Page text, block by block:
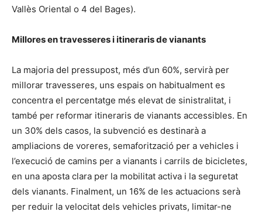
Vallès Oriental o 4 del Bages).
Millores en travesseres i itineraris de vianants
La majoria del pressupost, més d’un 60%, servirà per
millorar travesseres, uns espais on habitualment es
concentra el percentatge més elevat de sinistralitat, i
també per reformar itineraris de vianants accessibles. En
un 30% dels casos, la subvenció es destinarà a
ampliacions de voreres, semaforització per a vehicles i
l’execució de camins per a vianants i carrils de bicicletes,
en una aposta clara per la mobilitat activa i la seguretat
dels vianants. Finalment, un 16% de les actuacions serà
per reduir la velocitat dels vehicles privats, limitar-ne